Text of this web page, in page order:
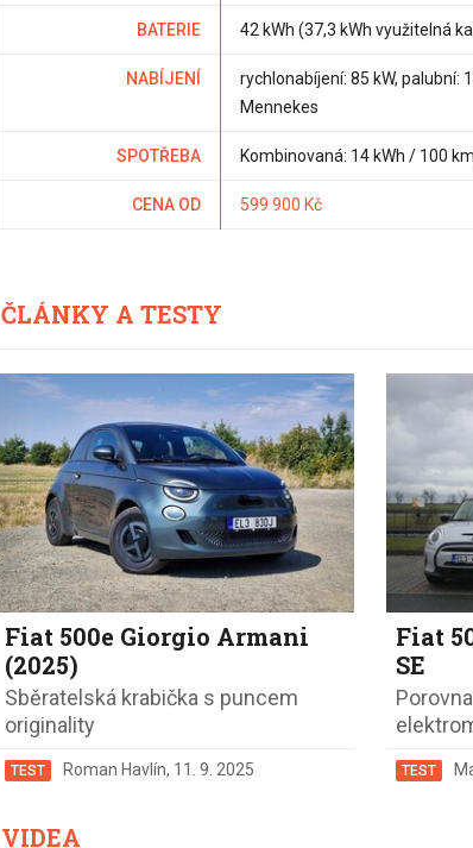
BATERIE 42 kWh (37,3 kWh využitelná
NABÍJENÍ
rychlonabíjení: 85 kW, palubní:
Mennekes
SPOTŘEBA Kombinovaná: 14 kWh / 100
CENA OD 599 900 Kč
ČLÁNKY A TESTY
Fiat 500e Giorgio Armani
(2025)
Sběratelská krabička s puncem
originality
TEST Roman Havlín, 11. 9. 2025
Fiat
SE
TEST
VIDEA